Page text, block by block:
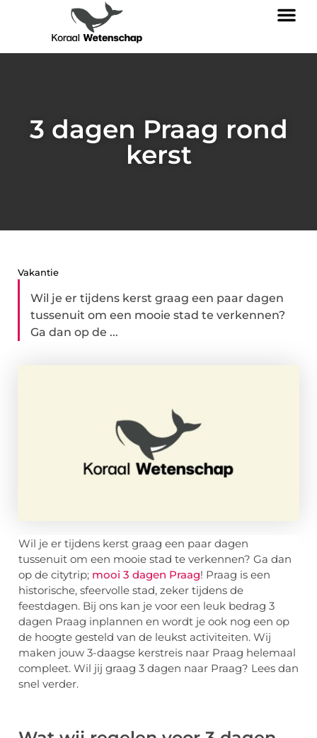
3 dagen Praag rond
kerst
Vakantie
Wil je er tijdens kerst graag een paar dagen
tussenuit om een mooie stad te verkennen?
Ga dan op de ...
Wil je er tijdens kerst graag een paar dagen
tussenuit om een mooie stad te verkennen? Ga dan
op de citytrip; mooi 3 dagen Praag! Praag is een
historische, sfeervolle stad, zeker tijdens de
feestdagen. Bij ons kan je voor een leuk bedrag 3
dagen Praag inplannen en wordt je ook nog een op
de hoogte gesteld van de leukst activiteiten. Wij
maken jouw 3-daagse kerstreis naar Praag helemaal
compleet. Wil jij graag 3 dagen naar Praag? Lees dan
snel verder.